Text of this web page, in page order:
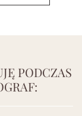
PODCZAS